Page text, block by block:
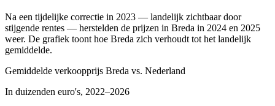
Na een tijdelijke correctie in 2023 — landelijk zichtbaar door
stijgende rentes — herstelden de prijzen in Breda in 2024 en 2025
weer. De grafiek toont hoe Breda zich verhoudt tot het landelijk
gemiddelde.
Gemiddelde verkoopprijs Breda vs. Nederland
In duizenden euro's, 2022–2026